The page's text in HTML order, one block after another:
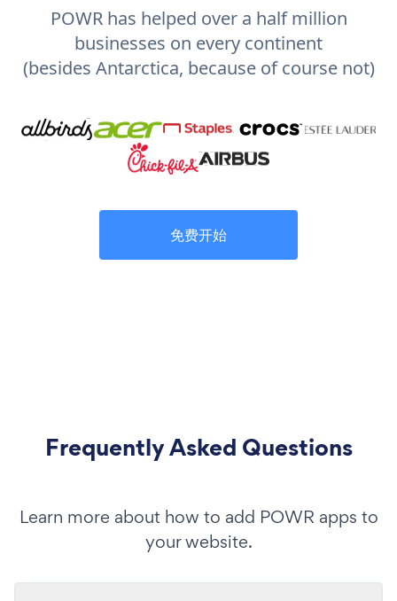
POWR has helped over a half million
businesses on every continent
(besides Antarctica, because of course not)
免费开始
Frequently Asked Questions
Learn more about how to add POWR apps to
your website.